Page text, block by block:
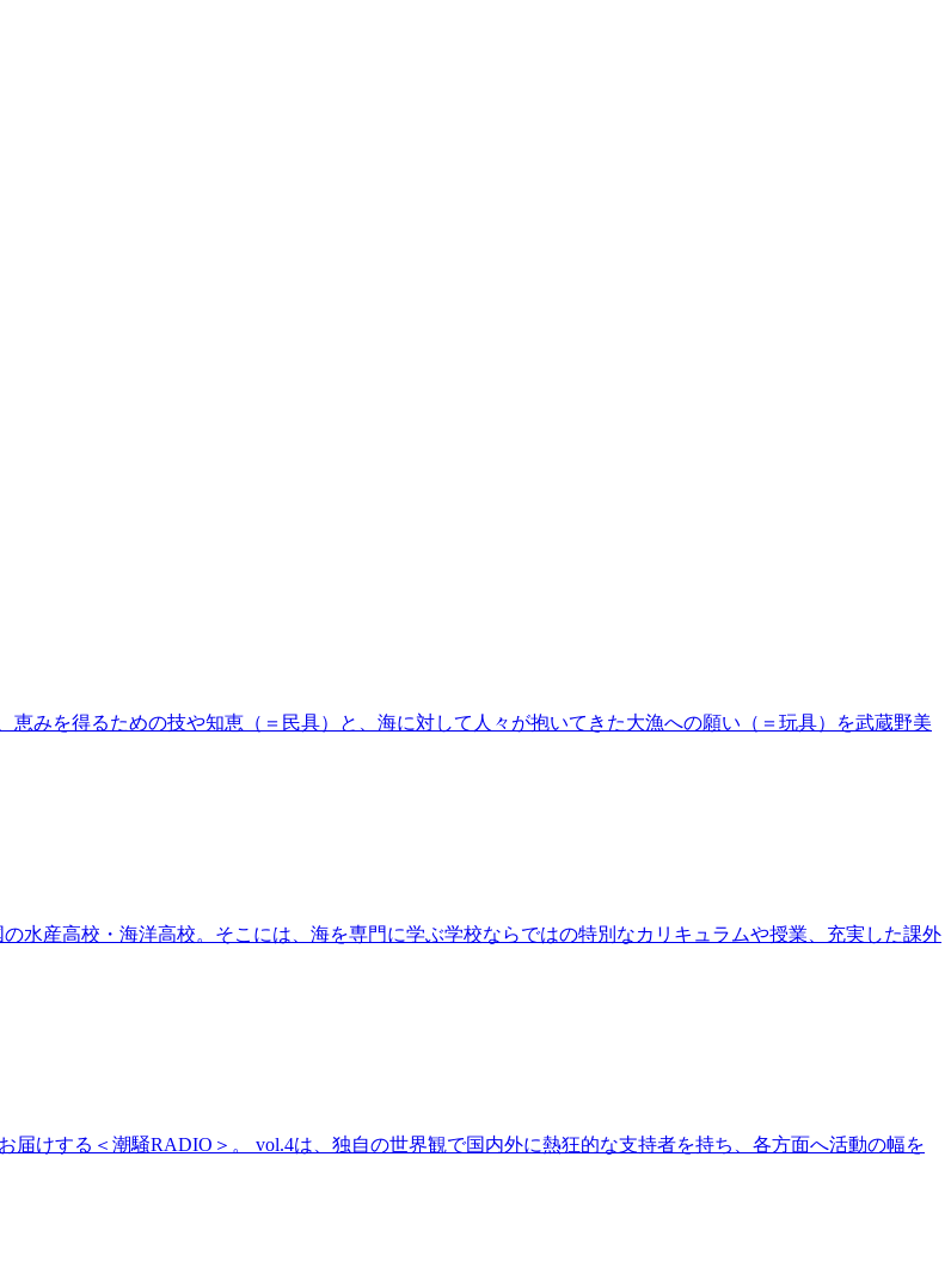
みを得るための技や知恵（＝民具）と、海に対して人々が抱いてきた大漁への願い（＝玩具）を武蔵野美
水産高校・海洋高校。そこには、海を専門に学ぶ学校ならではの特別なカリキュラムや授業、充実した課外
届けする＜潮騒RADIO＞。 vol.4は、独自の世界観で国内外に熱狂的な支持者を持ち、各方面へ活動の幅を